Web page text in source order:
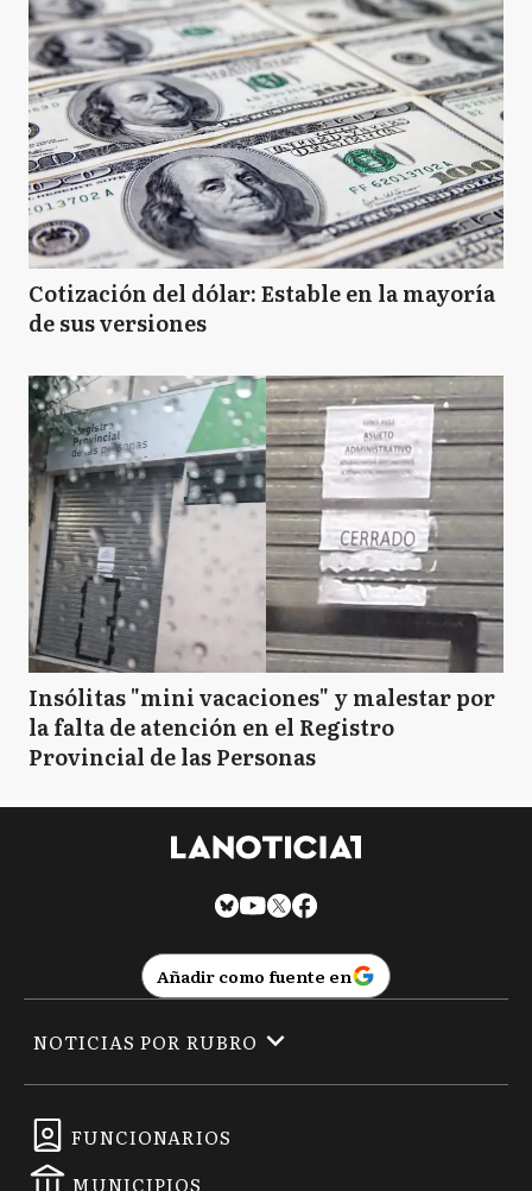
Cotización del dólar: Estable en la mayoría
de sus versiones
Insólitas "mini vacaciones" y malestar por
la falta de atención en el Registro
Provincial de las Personas
Añadir como fuente en
FUNCIONARIOS
MUNICIPIOS
NOTICIAS POR RUBRO